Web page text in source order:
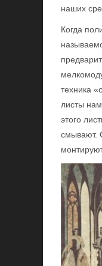
наших
Когда
техника
листы
этого
смывают.